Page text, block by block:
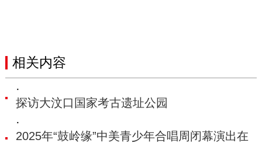
相关内容
·
探访大汶口国家考古遗址公园
·
2025年“鼓岭缘”中美青少年合唱周闭幕演出在